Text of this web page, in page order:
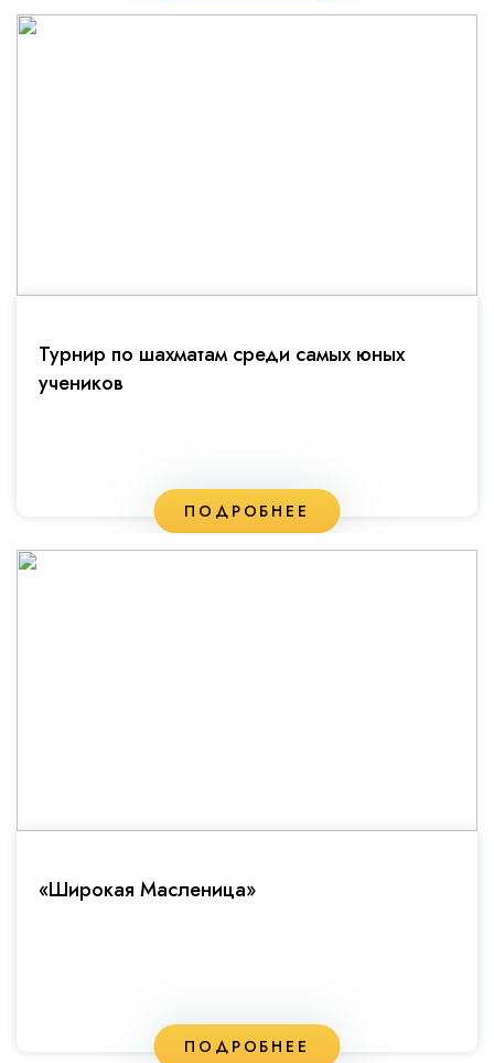
Турнир по шахматам среди самых юных
учеников
ПОДРОБНЕЕ
«Широкая Масленица»
ПОДРОБНЕЕ